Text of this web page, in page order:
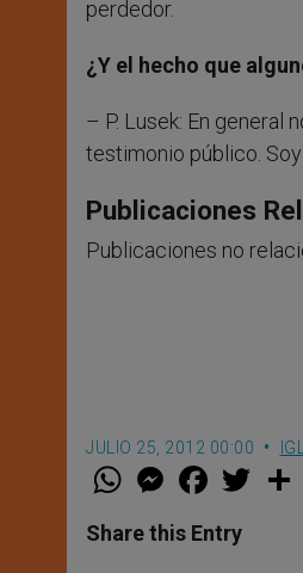
perdedor.
¿Y el hecho que
– P. Lusek: En general
testimonio público.
Publicaciones
Publicaciones no
JULIO 25, 2012 00:00
W
t
s
M
e
s
e
F
a
e
b
w
Share this Entry